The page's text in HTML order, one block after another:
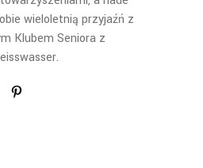
wieloletnią przyjaźń z
Klubem Seniora z